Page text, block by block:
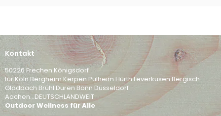
Kontakt
50226 Frechen Königsdorf
für Köln Bergheim Kerpen Pulheim Hürth Leverkusen Bergisch
Gladbach Brühl Düren Bonn Düsseldorf
Aachen...DEUTSCHLANDWEIT
Outdoor Wellness für Alle